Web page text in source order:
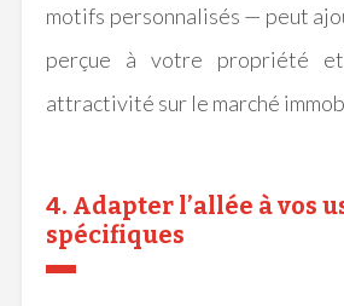
motifs personnalisés — peut
perçue à votre propriété
attractivité sur le marché
4. Adapter l’allée à vos
spécifiques